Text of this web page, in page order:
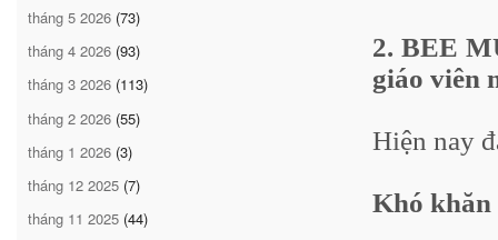
tháng 5 2026 (73)
tháng 4 2026 (93)
tháng 3 2026 (113)
tháng 2 2026 (55)
tháng 1 2026 (3)
tháng 12 2025 (7)
tháng 11 2025 (44)
2. BEE
giáo viên
Hiện nay
Khó khăn